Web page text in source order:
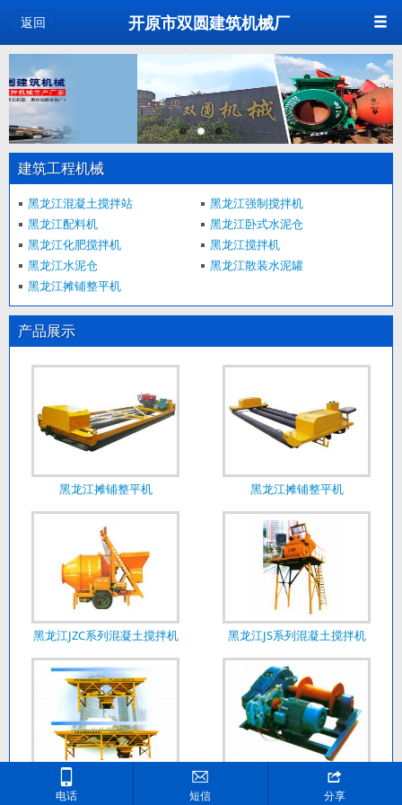
返回 开原市双圆建筑机械厂
建筑工程机械
黑龙江混凝土搅拌站
黑龙江强制搅拌机
黑龙江配料机
黑龙江卧式水泥仓
黑龙江化肥搅拌机
黑龙江搅拌机
黑龙江水泥仓
黑龙江散装水泥罐
黑龙江摊铺整平机
产品展示
黑龙江摊铺整平机 黑龙江摊铺整平机
黑龙江JZC系列混凝土搅拌机 黑龙江JS系列混凝土搅拌机
黑龙江JK型两速电控卷扬机

电话

短信

分享